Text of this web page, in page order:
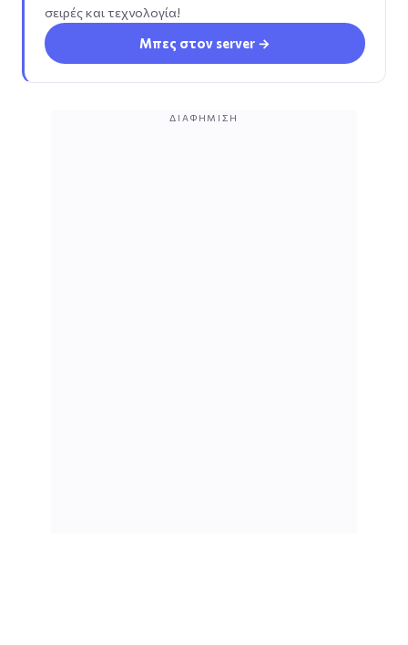
σειρές και τεχνολογία!
Μπες στον server →
ΔΙΑΦΉΜΙΣΗ